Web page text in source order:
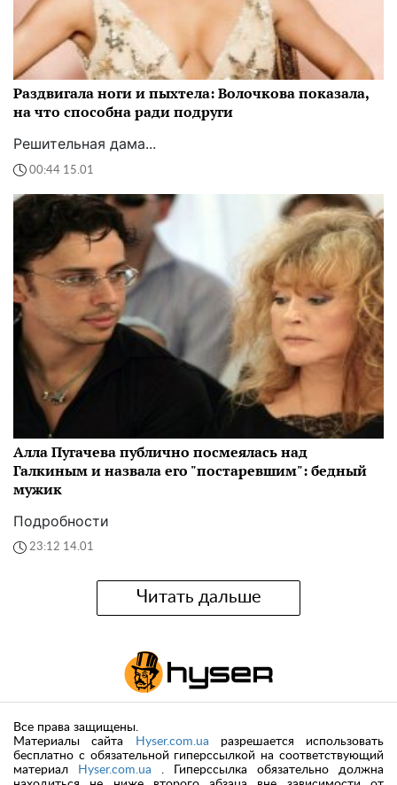
Раздвигала ноги и пыхтела: Волочкова показала,
на что способна ради подруги
Решительная дама...
00:44 15.01
Алла Пугачева публично посмеялась над
Галкиным и назвала его "постаревшим": бедный
мужик
Подробности
23:12 14.01
Читать дальше
Все права защищены.
Материалы сайта
Hyser.com.ua разрешается использовать
бесплатно с обязательной гиперссылкой на соответствующий
материал
Hyser.com.ua . Гиперссылка обязательно должна